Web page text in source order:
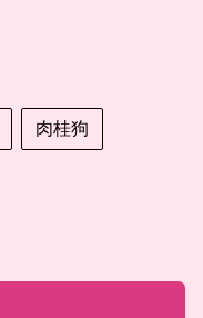
肉桂狗